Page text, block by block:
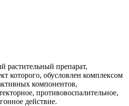
растительный препарат,
которого, обусловлен комплексом
компонентов,
противовоспалительное,
действие.